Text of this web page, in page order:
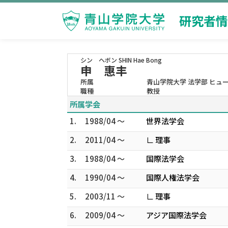
研究者
シン ヘボン SHIN Hae Bong
申 惠丰
所属
青山学院大学 法学部 ヒュ
職種
教授
所属学会
1.
1988/04 ～
世界法学会
2.
2011/04 ～
∟ 理事
3.
1988/04 ～
国際法学会
4.
1990/04 ～
国際人権法学会
5.
2003/11 ～
∟ 理事
6.
2009/04 ～ アジア国際法学会